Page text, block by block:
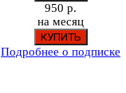
950 р.
на месяц
Подробнее о подписке